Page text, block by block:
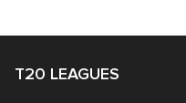
T20 LEAGUES